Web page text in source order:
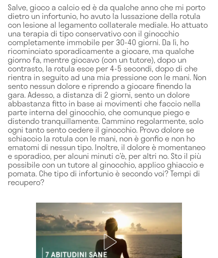
Salve, gioco a calcio ed è da qualche anno che mi porto
dietro un infortunio, ho avuto la lussazione della rotula
con lesione al legamento collaterale mediale. Ho attuato
una terapia di tipo conservativo con il ginocchio
completamente immobile per 30-40 giorni. Da lì, ho
ricominciato sporadicamente a giocare, ma qualche
giorno fa, mentre giocavo (con un tutore), dopo un
contrasto, la rotula esce per 4-5 secondi, dopo di che
rientra in seguito ad una mia pressione con le mani. Non
sento nessun dolore e riprendo a giocare finendo la
gara. Adesso, a distanza di 2 giorni, sento un dolore
abbastanza fitto in base ai movimenti che faccio nella
parte interna del ginocchio, che comunque piego e
distendo tranquillamente. Cammino regolarmente, solo
ogni tanto sento cedere il ginocchio. Provo dolore se
schiaccio la rotula con le mani, non è gonfio e non ho
ematomi di nessun tipo. Inoltre, il dolore è momentaneo
e sporadico, per alcuni minuti c’è, per altri no. Sto il più
possibile con un tutore al ginocchio, applico ghiaccio e
pomata. Che tipo di infortunio è secondo voi? Tempi di
recupero?